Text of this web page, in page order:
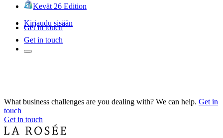
Kevät 26 Edition
Kirjaudu sisään
Get in touch
Get in touch
What business challenges are you dealing with? We can help. Get in
touch
Get in touch